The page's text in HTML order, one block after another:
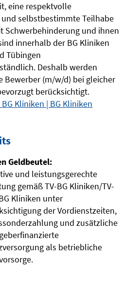
eine respektvolle
selbstbestimmte Teilhabe
Schwerbehinderung und ihnen
innerhalb der BG Kliniken
Tübingen
Deshalb werden
Bewerber (m/w/d) bei gleicher
berücksichtigt.
Kliniken | BG Kliniken
Geldbeutel:
und leistungsgerechte
gemäß TV-BG Kliniken/TV-
Kliniken unter
der Vordienstzeiten,
und zusätzliche
als betriebliche